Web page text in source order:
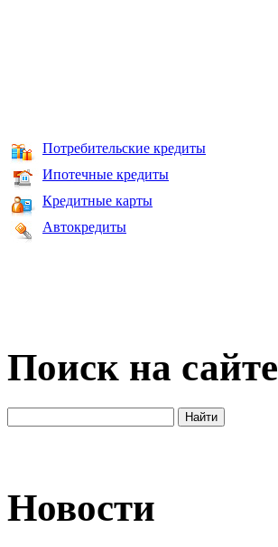
Потребительские кредиты
Ипотечные кредиты
Кредитные карты
Автокредиты
Поиск на сайте
Новости